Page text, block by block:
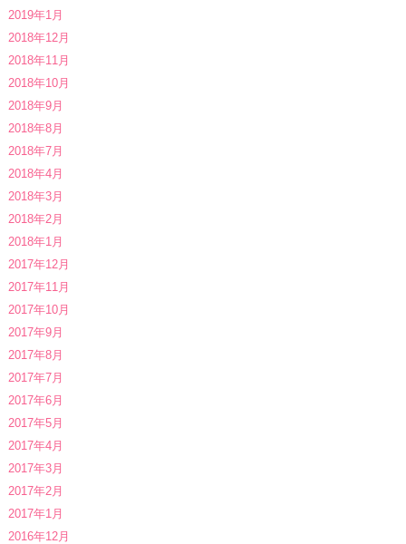
2019年1月
2018年12月
2018年11月
2018年10月
2018年9月
2018年8月
2018年7月
2018年4月
2018年3月
2018年2月
2018年1月
2017年12月
2017年11月
2017年10月
2017年9月
2017年8月
2017年7月
2017年6月
2017年5月
2017年4月
2017年3月
2017年2月
2017年1月
2016年12月